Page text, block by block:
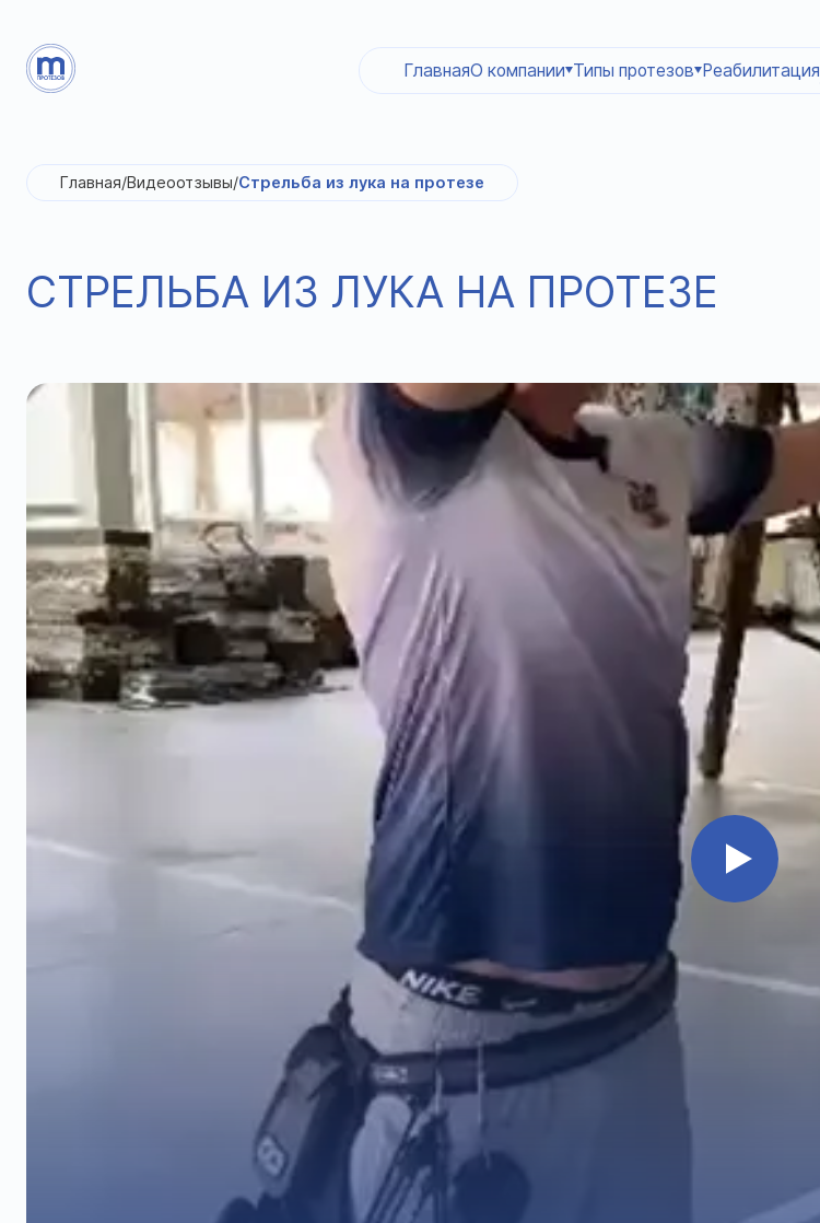
ГлавнаяО компании Типы протезов Реабилитация
Главная/Видеоотзывы/Стрельба из лука на протезе
СТРЕЛЬБА ИЗ ЛУКА НА ПРОТЕЗЕ